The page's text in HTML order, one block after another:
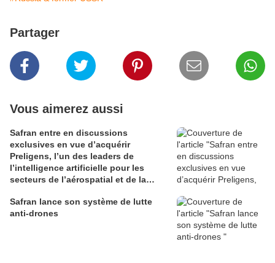
Partager
Vous aimerez aussi
Safran entre en discussions
exclusives en vue d’acquérir
Preligens, l’un des leaders de
l’intelligence artificielle pour les
secteurs de l’aérospatial et de la
Safran lance son système de lutte
anti-drones